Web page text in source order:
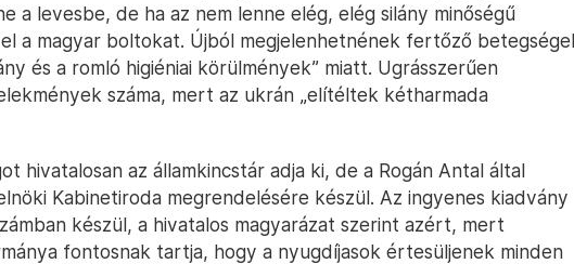
a levesbe, de ha az nem lenne elég, elég silány minőségű
a magyar boltokat. Újból megjelenhetnének fertőző
és a romló higiéniai körülmények” miatt. Ugrásszerűen
száma, mert az ukrán „elítéltek kétharmada
hivatalosan az államkincstár adja ki, de a Rogán Antal által
Kabinetiroda megrendelésére készül. Az ingyenes kiadvány
készül, a hivatalos magyarázat szerint azért, mert
fontosnak tartja, hogy a nyugdíjasok értesüljenek minden